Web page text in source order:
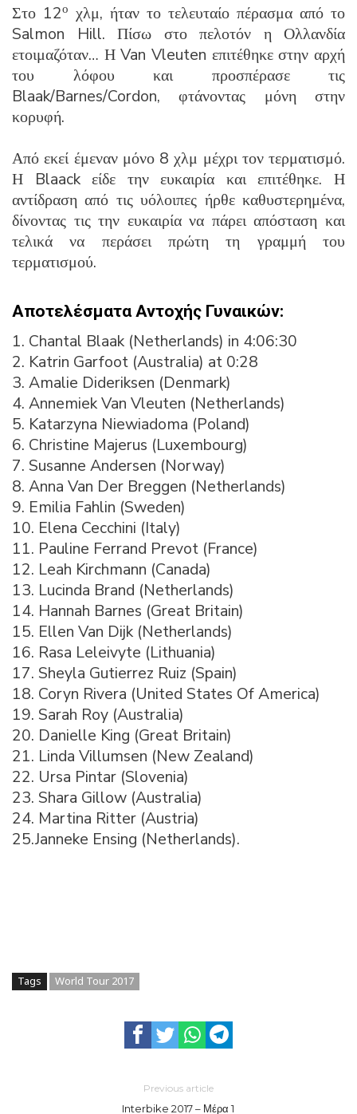
Στο 12ο χλμ, ήταν το τελευταίο πέρασμα από το
Salmon Hill. Πίσω στο πελοτόν η Ολλανδία
ετοιμαζόταν… Η Van Vleuten επιτέθηκε στην αρχή
του λόφου και προσπέρασε τις
Blaak/Barnes/Cordon, φτάνοντας μόνη στην
κορυφή.
Από εκεί έμεναν μόνο 8 χλμ μέχρι τον τερματισμό.
Η Blaack είδε την ευκαιρία και επιτέθηκε. Η
αντίδραση από τις υόλοιπες ήρθε καθυστερημένα,
δίνοντας τις την ευκαιρία να πάρει απόσταση και
τελικά να περάσει πρώτη τη γραμμή του
τερματισμού.
Αποτελέσματα Αντοχής Γυναικών:
1. Chantal Blaak (Netherlands) in 4:06:30
2. Katrin Garfoot (Australia) at 0:28
3. Amalie Dideriksen (Denmark)
4. Annemiek Van Vleuten (Netherlands)
5. Katarzyna Niewiadoma (Poland)
6. Christine Majerus (Luxembourg)
7. Susanne Andersen (Norway)
8. Anna Van Der Breggen (Netherlands)
9. Emilia Fahlin (Sweden)
10. Elena Cecchini (Italy)
11. Pauline Ferrand Prevot (France)
12. Leah Kirchmann (Canada)
13. Lucinda Brand (Netherlands)
14. Hannah Barnes (Great Britain)
15. Ellen Van Dijk (Netherlands)
16. Rasa Leleivyte (Lithuania)
17. Sheyla Gutierrez Ruiz (Spain)
18. Coryn Rivera (United States Of America)
19. Sarah Roy (Australia)
20. Danielle King (Great Britain)
21. Linda Villumsen (New Zealand)
22. Ursa Pintar (Slovenia)
23. Shara Gillow (Australia)
24. Martina Ritter (Austria)
25.Janneke Ensing (Netherlands).
Tags World Tour 2017
Previous article
Interbike 2017 – Μέρα 1